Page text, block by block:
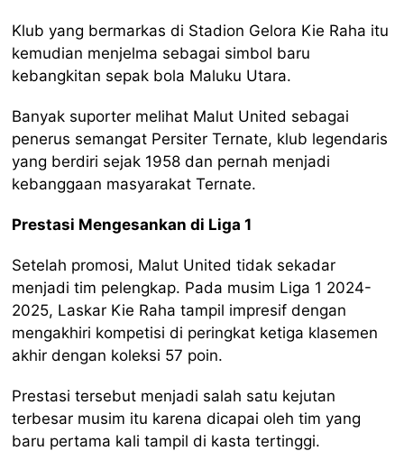
Klub yang bermarkas di Stadion Gelora Kie Raha itu
kemudian menjelma sebagai simbol baru
kebangkitan sepak bola Maluku Utara.
Banyak suporter melihat Malut United sebagai
penerus semangat Persiter Ternate, klub legendaris
yang berdiri sejak 1958 dan pernah menjadi
kebanggaan masyarakat Ternate.
Prestasi Mengesankan di Liga 1
Setelah promosi, Malut United tidak sekadar
menjadi tim pelengkap. Pada musim Liga 1 2024-
2025, Laskar Kie Raha tampil impresif dengan
mengakhiri kompetisi di peringkat ketiga klasemen
akhir dengan koleksi 57 poin.
Prestasi tersebut menjadi salah satu kejutan
terbesar musim itu karena dicapai oleh tim yang
baru pertama kali tampil di kasta tertinggi.